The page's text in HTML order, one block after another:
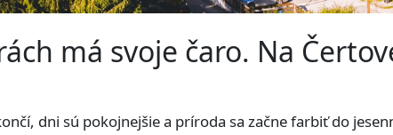
má svoje čaro. Na
dni sú pokojnejšie a príroda sa začne farbiť do